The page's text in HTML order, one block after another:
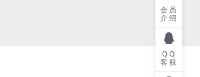
会员
介绍
QQ
客服